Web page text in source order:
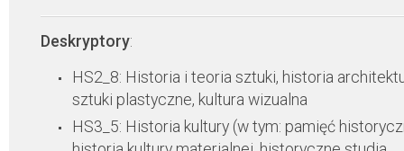
Deskryptory:
HS2_8: Historia i teoria sztuki, historia
sztuki plastyczne, kultura wizualna
HS3_5: Historia kultury (w tym: pamięć